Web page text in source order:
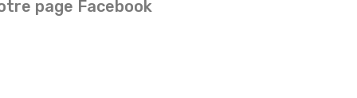
page Facebook